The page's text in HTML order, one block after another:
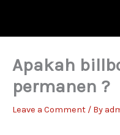
content
Apakah
permanen ?
Leave a Comment / By